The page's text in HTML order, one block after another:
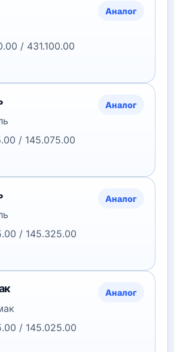
Аналог
/ 431.100.00
Аналог
/ 145.075.00
Аналог
/ 145.325.00
Аналог
/ 145.025.00